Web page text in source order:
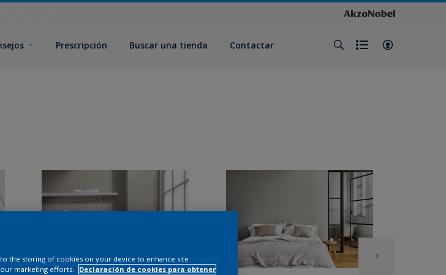
Prescripción Buscar una tienda Contactar
to the storing of cookies on your device to enhance site
our marketing efforts.
Declaración de cookies para obtener